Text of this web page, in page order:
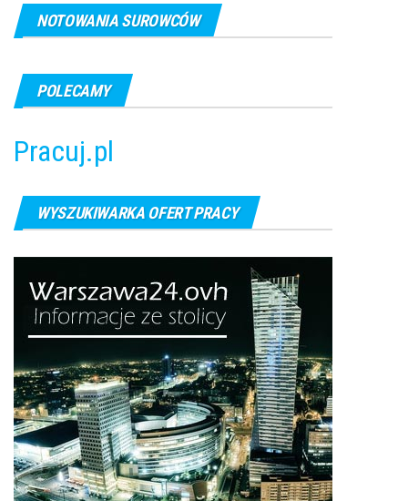
NOTOWANIA SUROWCÓW
POLECAMY
Pracuj.pl
WYSZUKIWARKA OFERT PRACY